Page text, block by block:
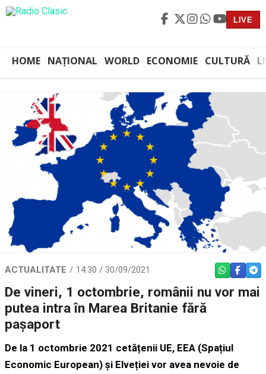
LIVE
HOME NAȚIONAL WORLD ECONOMIE CULTURĂ
ACTUALITATE 14:30 / 30/09/2021 WHATSAPP
De vineri, 1 octombrie, românii nu vor mai
putea intra în Marea Britanie fără
pașaport
De la 1 octombrie 2021 cetățenii UE, EEA (Spațiul
Economic European) și Elveției vor avea nevoie de